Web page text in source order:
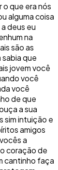
o que era nós
alguma coisa
deus eu
na
são as
que
jovem você
você
você
de que
a sua
intuição e
amigos
a
coração de
cantinho faça